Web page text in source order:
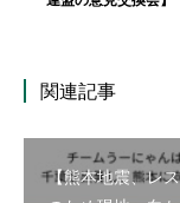
関連記事
【熊本地震、レ